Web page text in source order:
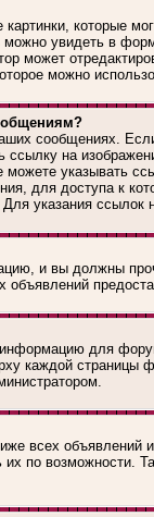
которые
увидеть в
может
можно
сообщениях.
на
указывать
для доступа к
указания ссылок
и вы должны
для
каждой
всех объявлений
по возможности.